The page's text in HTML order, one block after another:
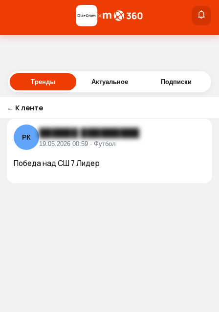
Войти
×
Тренды Актуальное Подписки
← К ленте
РК ██████ █████████
19.05.2026 00:59 · Футбол
Победа над СШ 7 Лидер